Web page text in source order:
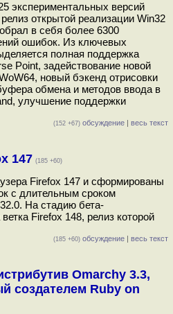
экспериментальных версий
открытой реализации Win32
в себя более 6300
ошибок. Из ключевых
полная поддержка
Point, задействование новой
новый бэкенд отрисовки
обмена и методов ввода в
улучшение поддержки
(152 +67) обсуждение | весь текст
147 (185 +60)
Firefox 147 и сформированы
с длительным сроком
На стадию бета-
Firefox 148, релиз которой
(185 +60) обсуждение | весь текст
Omarchy 3.3,
создателем Ruby on